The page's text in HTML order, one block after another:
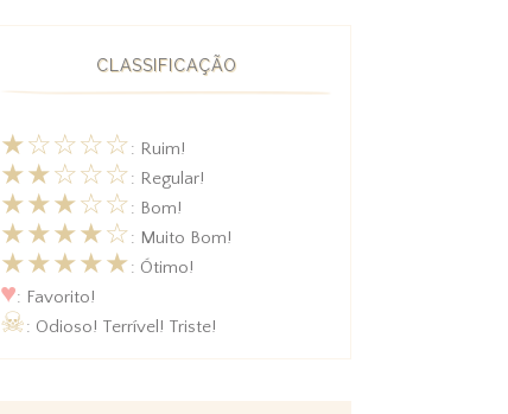
CLASSIFICAÇÃO
★☆☆☆☆: Ruim!
★★☆☆☆: Regular!
★★★☆☆: Bom!
★★★★☆: Muito Bom!
★★★★★: Ótimo!
♥: Favorito!
☠: Odioso! Terrível! Triste!